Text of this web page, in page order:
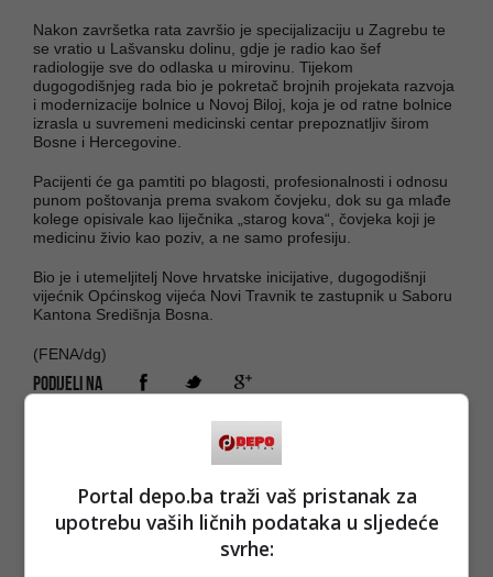
Nakon završetka rata završio je specijalizaciju u Zagrebu te
se vratio u Lašvansku dolinu, gdje je radio kao šef
radiologije sve do odlaska u mirovinu. Tijekom
dugogodišnjeg rada bio je pokretač brojnih projekata razvoja
i modernizacije bolnice u Novoj Biloj, koja je od ratne bolnice
izrasla u suvremeni medicinski centar prepoznatljiv širom
Bosne i Hercegovine.
Pacijenti će ga pamtiti po blagosti, profesionalnosti i odnosu
punom poštovanja prema svakom čovjeku, dok su ga mlađe
kolege opisivale kao liječnika „starog kova“, čovjeka koji je
medicinu živio kao poziv, a ne samo profesiju.
Bio je i utemeljitelj Nove hrvatske inicijative, dugogodišnji
vijećnik Općinskog vijeća Novi Travnik te zastupnik u Saboru
Kantona Središnja Bosna.
(FENA/dg)
PODIJELI NA
pratite putem društvenih mreža
Portal depo.ba traži vaš pristanak za
upotrebu vaših ličnih podataka u sljedeće
svrhe: